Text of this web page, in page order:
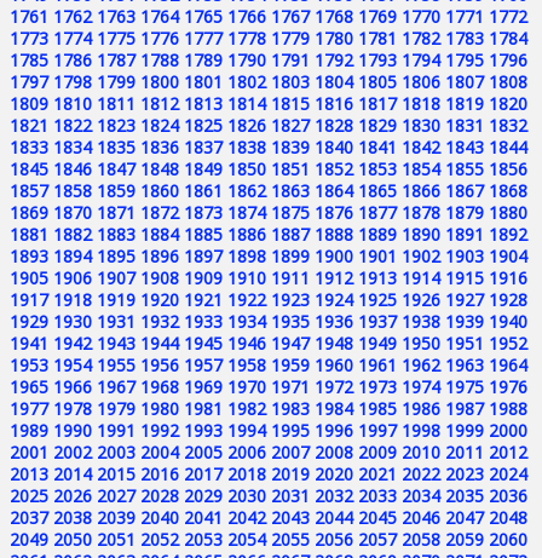
1761 1762 1763 1764 1765 1766 1767 1768 1769 1770 1771 1772
1773 1774 1775 1776 1777 1778 1779 1780 1781 1782 1783 1784
1785 1786 1787 1788 1789 1790 1791 1792 1793 1794 1795 1796
1797 1798 1799 1800 1801 1802 1803 1804 1805 1806 1807 1808
1809 1810 1811 1812 1813 1814 1815 1816 1817 1818 1819 1820
1821 1822 1823 1824 1825 1826 1827 1828 1829 1830 1831 1832
1833 1834 1835 1836 1837 1838 1839 1840 1841 1842 1843 1844
1845 1846 1847 1848 1849 1850 1851 1852 1853 1854 1855 1856
1857 1858 1859 1860 1861 1862 1863 1864 1865 1866 1867 1868
1869 1870 1871 1872 1873 1874 1875 1876 1877 1878 1879 1880
1881 1882 1883 1884 1885 1886 1887 1888 1889 1890 1891 1892
1893 1894 1895 1896 1897 1898 1899 1900 1901 1902 1903 1904
1905 1906 1907 1908 1909 1910 1911 1912 1913 1914 1915 1916
1917 1918 1919 1920 1921 1922 1923 1924 1925 1926 1927 1928
1929 1930 1931 1932 1933 1934 1935 1936 1937 1938 1939 1940
1941 1942 1943 1944 1945 1946 1947 1948 1949 1950 1951 1952
1953 1954 1955 1956 1957 1958 1959 1960 1961 1962 1963 1964
1965 1966 1967 1968 1969 1970 1971 1972 1973 1974 1975 1976
1977 1978 1979 1980 1981 1982 1983 1984 1985 1986 1987 1988
1989 1990 1991 1992 1993 1994 1995 1996 1997 1998 1999 2000
2001 2002 2003 2004 2005 2006 2007 2008 2009 2010 2011 2012
2013 2014 2015 2016 2017 2018 2019 2020 2021 2022 2023 2024
2025 2026 2027 2028 2029 2030 2031 2032 2033 2034 2035 2036
2037 2038 2039 2040 2041 2042 2043 2044 2045 2046 2047 2048
2049 2050 2051 2052 2053 2054 2055 2056 2057 2058 2059 2060